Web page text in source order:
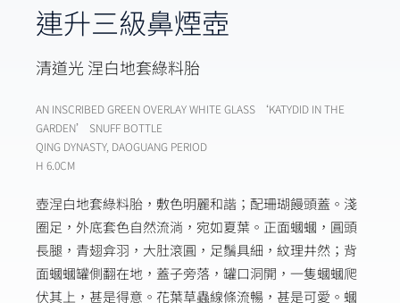
連升三級鼻煙壺
清道光 涅白地套綠料胎
AN INSCRIBED GREEN OVERLAY WHITE GLASS ‘KATYDID IN THE
GARDEN’ SNUFF BOTTLE
QING DYNASTY, DAOGUANG PERIOD
H 6.0CM
壺涅白地套綠料胎，敷色明麗和諧；配珊瑚饅頭蓋。淺
圈足，外底套色自然流淌，宛如夏葉。正面蟈蟈，圓頭
長腿，青翅弇羽，大肚滾圓，足鬚具細，紋理井然；背
面蟈蟈罐側翻在地，蓋子旁落，罐口洞開，一隻蟈蟈爬
伏其上，甚是得意。花葉草蟲線條流暢，甚是可愛。蟈